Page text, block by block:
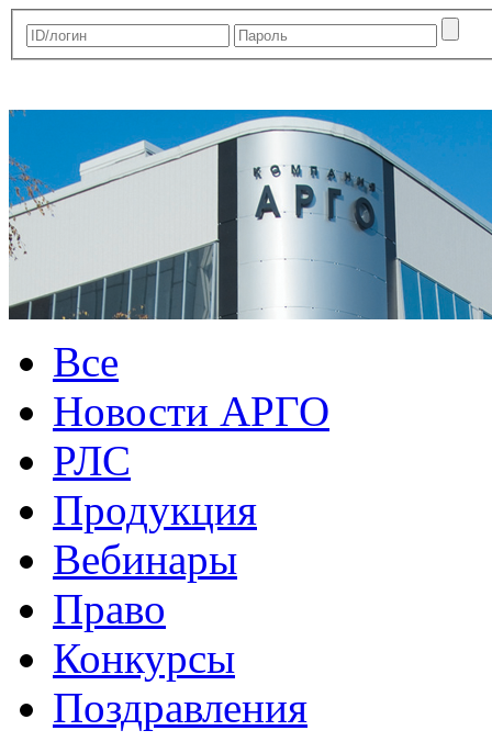
Все
Новости АРГО
РЛС
Продукция
Вебинары
Право
Конкурсы
Поздравления